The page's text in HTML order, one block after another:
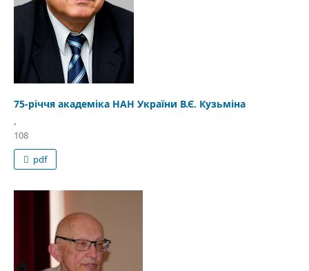
75-річчя академіка НАН України В.Є. Кузьміна
.
108
pdf